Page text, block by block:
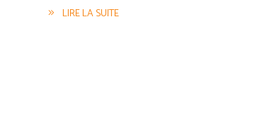
LIRE LA SUITE